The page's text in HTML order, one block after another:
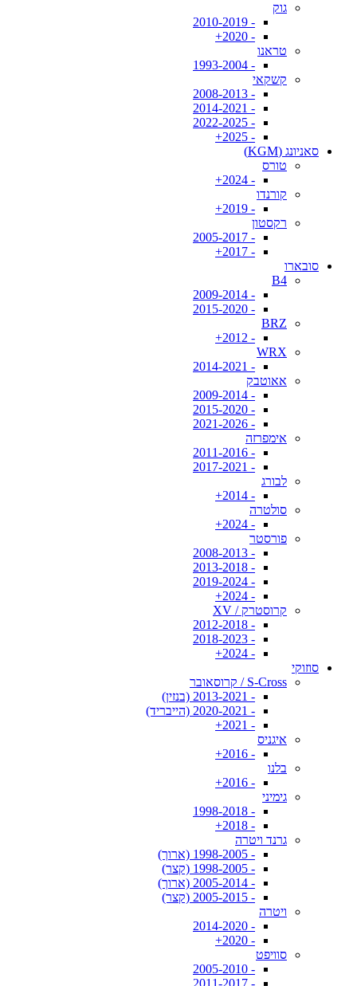
גוק
- 2010-2019
- 2020+
טראנו
- 1993-2004
קשקאי
- 2008-2013
- 2014-2021
- 2022-2025
- 2025+
סאניונג (KGM)
טורס
- 2024+
קורנדו
- 2019+
רקסטון
- 2005-2017
- 2017+
סובארו
B4
- 2009-2014
- 2015-2020
BRZ
- 2012+
WRX
- 2014-2021
אאוטבק
- 2009-2014
- 2015-2020
- 2021-2026
אימפרזה
- 2011-2016
- 2017-2021
לבורג
- 2014+
סולטרה
- 2024+
פורסטר
- 2008-2013
- 2013-2018
- 2019-2024
- 2024+
קרוסטרק / XV
- 2012-2018
- 2018-2023
- 2024+
סוזוקי
S-Cross / קרוסאובר
- 2013-2021 (בנזין)
- 2020-2021 (הייבריד)
- 2021+
איגניס
- 2016+
בלנו
- 2016+
גימיני
- 1998-2018
- 2018+
גרנד ויטרה
- 1998-2005 (ארוך)
- 1998-2005 (קצר)
- 2005-2014 (ארוך)
- 2005-2015 (קצר)
ויטרה
- 2014-2020
- 2020+
סוויפט
- 2005-2010
- 2011-2017